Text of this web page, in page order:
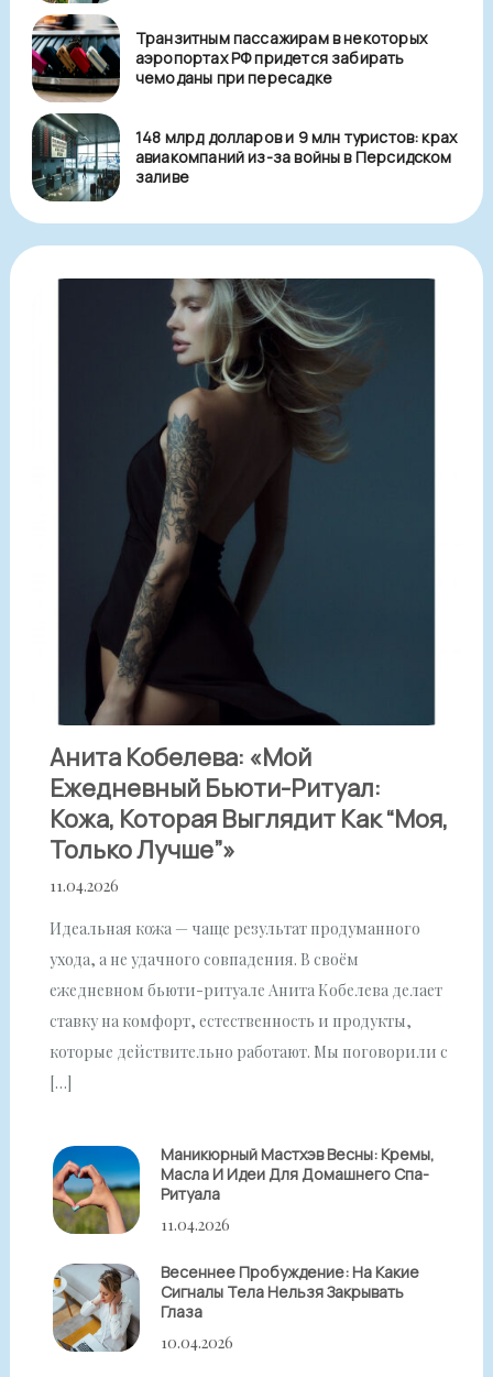
Транзитным пассажирам в некоторых
аэропортах РФ придется забирать
чемоданы при пересадке
148 млрд долларов и 9 млн туристов: крах
авиакомпаний из-за войны в Персидском
заливе
Анита Кобелева: «Мой
Ежедневный Бьюти-Ритуал:
Кожа, Которая Выглядит Как “моя,
Только Лучше”»
11.04.2026
Идеальная кожа — чаще результат продуманного
ухода, а не удачного совпадения. В своём
ежедневном бьюти-ритуале Анита Кобелева делает
ставку на комфорт, естественность и продукты,
которые действительно работают. Мы поговорили с
[…]
Маникюрный Мастхэв Весны: Кремы,
Масла И Идеи Для Домашнего Спа-
Ритуала
11.04.2026
Весеннее Пробуждение: На Какие
Сигналы Тела Нельзя Закрывать
Глаза
10.04.2026